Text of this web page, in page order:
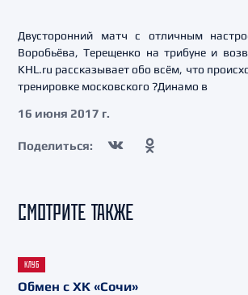
Двусторонний матч с отличным
Воробьёва, Терещенко на трибуне и
KHL.ru рассказывает обо всём, что
тренировке московского ?Динамо в
16 июня 2017 г.
Поделиться:
СМОТРИТЕ ТАКЖЕ
КЛУБ
Обмен с ХК «Сочи»